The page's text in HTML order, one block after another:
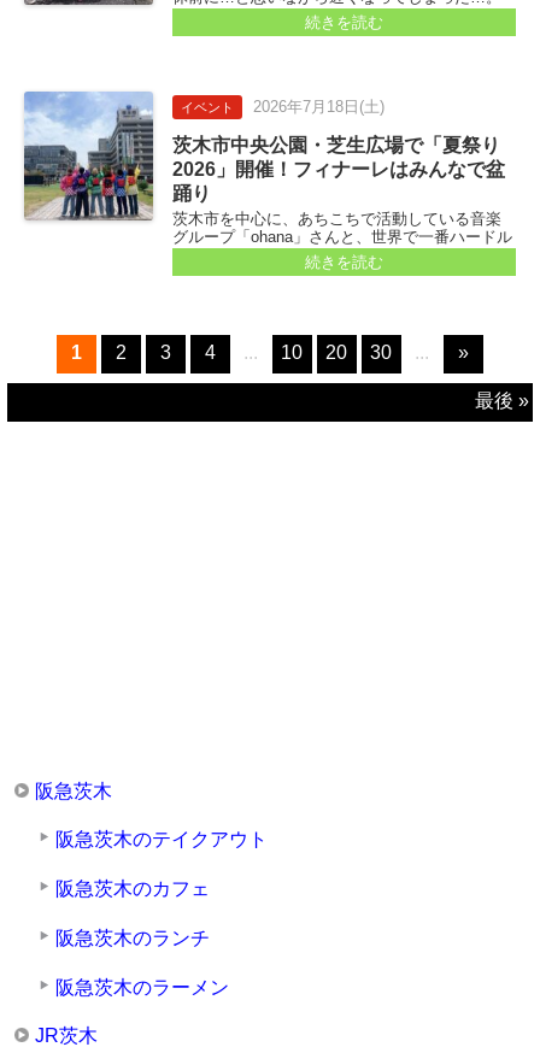
皆さまから届くイベント情報のうち、この連休
に実施されるイベントが多いなぁと思っていた
続きを読む
イベント 2026年7月18日 (土)
茨木市中央公園・芝生広場で「夏祭り
2026」開催！フィナーレはみんなで盆
踊り
茨木市を中心に、あちこちで活動している音楽
グループ「ohana」さんと、世界で一番ハードル
の低いダンスレッスンを目指している「カラフ
ル」さんが主催する「夏祭り」を紹介します。 9
続きを読む
1 2 3 4 ... 10 20 30 ... »
最後 »
阪急茨木
阪急茨木のテイクアウト
阪急茨木のカフェ
阪急茨木のランチ
阪急茨木のラーメン
JR茨木